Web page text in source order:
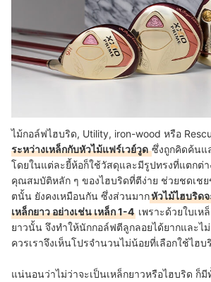
ไม้กอล์ฟไฮบริด, Utility, iron-wood หรือ
ระหว่างเหล็กกับหัวไม้แฟร์เวย์วูดซึ่งถูกคิดค้นแ
โดยในแต่ละยี้ห้อก็ใช้วัสดุและมีรูปทรงที่แตกต่
คุณสมบัติหลัก ๆ ของไฮบริดที่ตีง่าย ช่วยชดเช
ตนั้น ยังคงเหมือนกัน ซึ่งส่วนมากหัวไม้ไฮบริด
เหล็กยาว อย่างเช่น เหล็ก 1-4 เพราะด้วยใบเ
ยาวนั้น จึงทำให้นักกอล์ฟตีลูกลอยได้ยากและไ
ควรเราจึงเห็นโปรจำนวนไม่น้อยที่เลือกใช้ไฮ
แน่นอนว่าไม่ว่าจะเป็นเหล็กยาวหรือไฮบริด ก็